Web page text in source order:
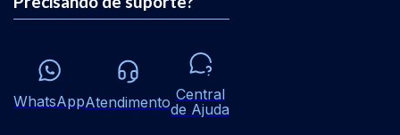
WhatsAppAtendimento Central
de Ajuda